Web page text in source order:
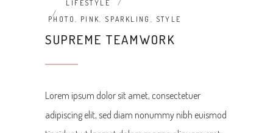
LIFESTYLE
PHOTO , PINK, SPARKLING , STYLE
SUPREME TEAMWORK
Lorem ipsum dolor sit amet, consectetuer
adipiscing elit, sed diam nonummy nibh euismod